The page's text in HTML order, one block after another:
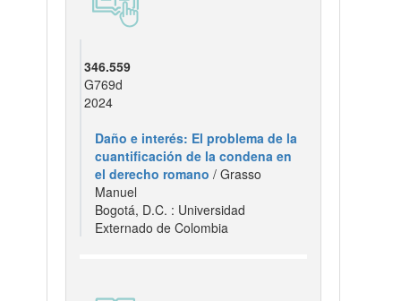
346.559
G769d
2024
Daño e interés: El problema de la
cuantificación de la condena en
el derecho romano / Grasso
Manuel
Bogotá, D.C. : Universidad
Externado de Colombia